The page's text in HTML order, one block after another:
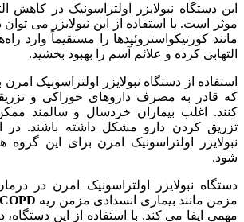
این دستگاه نبولایزر اولتراسونیک در کاهش
موثر است. با استفاده از این نبولایزر می
مانند کورتیکواستروئیدها را مستقیماً وارد
التهابی کرده و علائم آسم را بهبود بخشید.
استفاده از دستگاه نبولایزر اولتراسونیک امرن
که قادر به مصرف داروهای خوراکی و
کنند. اغلب بیماران خردسال و سالمند
تزریق کردن دارو مشکل داشته باشند. در
نبولایزر اولتراسونیک امرن برای این
شود.
دستگاه نبولایزر اولتراسونیک امرن در
مزمن مانند بیماری انسدادی مزمن ریه COPD
مهمی ایفا می ‌کند. با استفاده از این